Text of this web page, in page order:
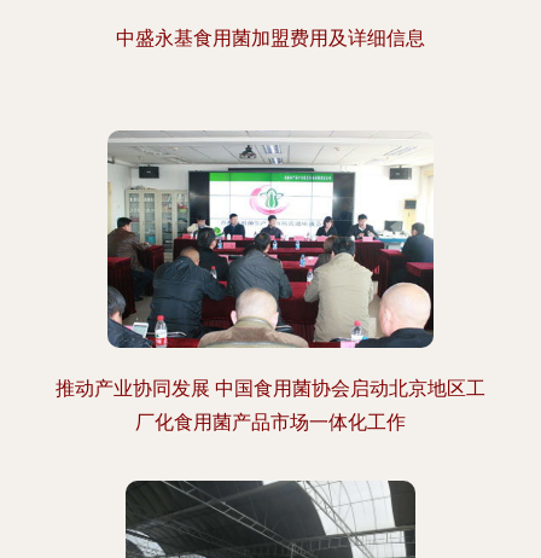
中盛永基食用菌加盟费用及详细信息
推动产业协同发展 中国食用菌协会启动北京地区工
厂化食用菌产品市场一体化工作